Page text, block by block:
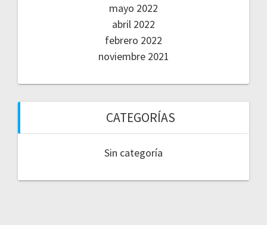
mayo 2022
abril 2022
febrero 2022
noviembre 2021
CATEGORÍAS
Sin categoría